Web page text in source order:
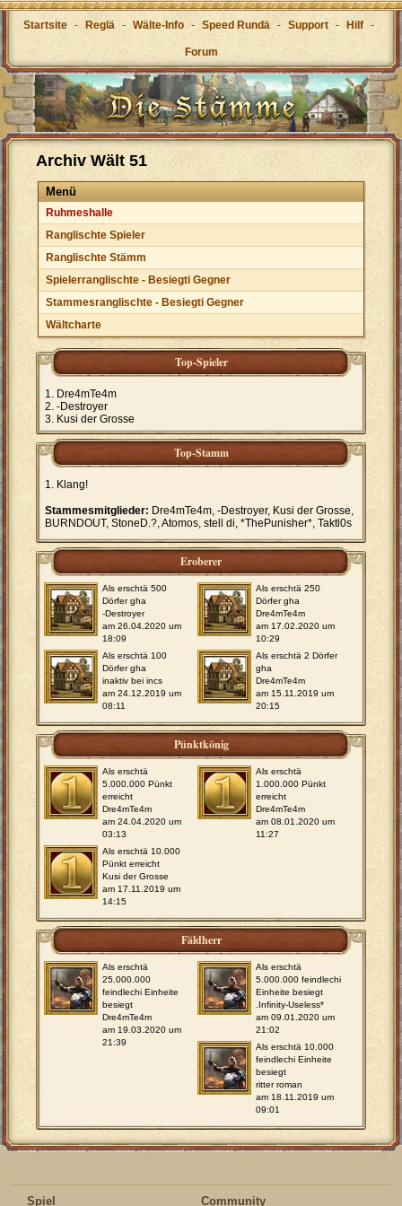
Startsite - Reglä - Wälte-Info - Speed Rundä - Support - Hilf -
Forum
Archiv Wält 51
Menü
Ruhmeshalle
Ranglischte Spieler
Ranglischte Stämm
Spielerranglischte - Besiegti Gegner
Stammesranglischte - Besiegti Gegner
Wältcharte
Top-Spieler
Dre4mTe4m
-Destroyer
Kusi der Grosse
Top-Stamm
Klang!
Stammesmitglieder: Dre4mTe4m, -Destroyer, Kusi der Grosse,
BURNDOUT, StoneD.?, Atomos, stell di, *ThePunisher*, Taktl0s
Eroberer
Als erschtä 500
Dörfer gha
-Destroyer
am 26.04.2020 um
18:09
Als erschtä 250
Dörfer gha
Dre4mTe4m
am 17.02.2020 um
10:29
Als erschtä 100
Dörfer gha
inaktiv bei incs
am 24.12.2019 um
08:11
Als erschtä 2 Dörfer
gha
Dre4mTe4m
am 15.11.2019 um
20:15
Pünktkönig
Als erschtä
5.000.000 Pünkt
erreicht
Dre4mTe4m
am 24.04.2020 um
03:13
Als erschtä
1.000.000 Pünkt
erreicht
Dre4mTe4m
am 08.01.2020 um
11:27
Als erschtä 10.000
Pünkt erreicht
Kusi der Grosse
am 17.11.2019 um
14:15
Fäldherr
Als erschtä
25.000.000
feindlechi Einheite
besiegt
Dre4mTe4m
am 19.03.2020 um
21:39
Als erschtä
5.000.000 feindlechi
Einheite besiegt
.Infinity-Useless*
am 09.01.2020 um
21:02
Als erschtä 10.000
feindlechi Einheite
besiegt
ritter roman
am 18.11.2019 um
09:01
Spiel Community